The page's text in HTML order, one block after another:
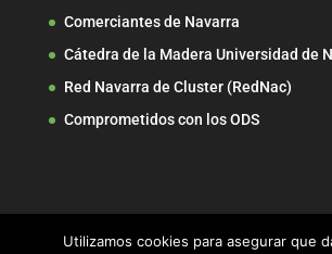
Comerciantes de Navarra
Cátedra de la Madera Universidad de
Red Navarra de Cluster (RedNac)
Comprometidos con los ODS
Utilizamos cookies para asegurar que